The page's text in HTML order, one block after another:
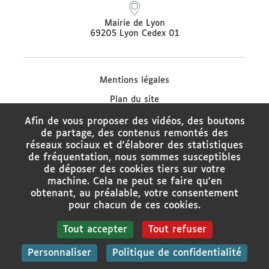
Rechercher
Mairie de Lyon
69205 Lyon Cedex 01
Mentions légales
Plan du site
Protection des données
Contacter le médiateur de la Ville de Lyon
Charte de modération des réseaux sociaux
Politique de gestion des cookies
Gestion des cookies
Afin de vous proposer des vidéos, des boutons
de partage, des contenus remontés des
réseaux sociaux et d'élaborer des statistiques
de fréquentation, nous sommes susceptibles
de déposer des cookies tiers sur votre
machine. Cela ne peut se faire qu'en
obtenant, au préalable, votre consentement
pour chacun de ces cookies.
Tout accepter Tout refuser
Personnaliser Politique de confidentialité